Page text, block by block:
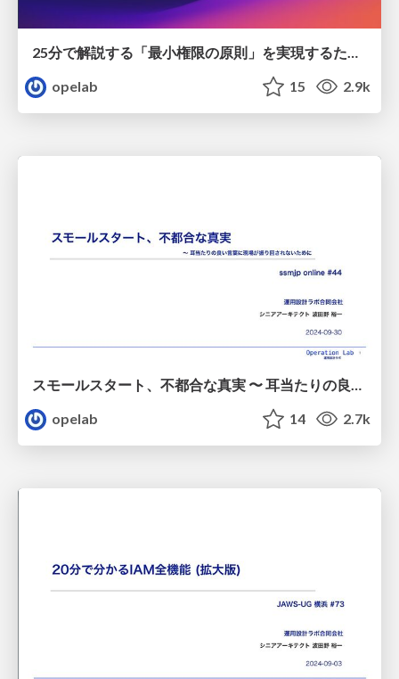
25分で解説する「最小権限の原則」を実現するための AWS「ポリシー」大全 / 20250625-aws-summit-aws-policy
opelab
15 2.9k
opelab
14 2.7k